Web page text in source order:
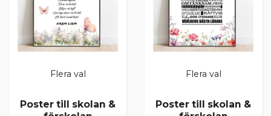
Flera val
Poster till skolan &
Flera val
Poster till skolan &